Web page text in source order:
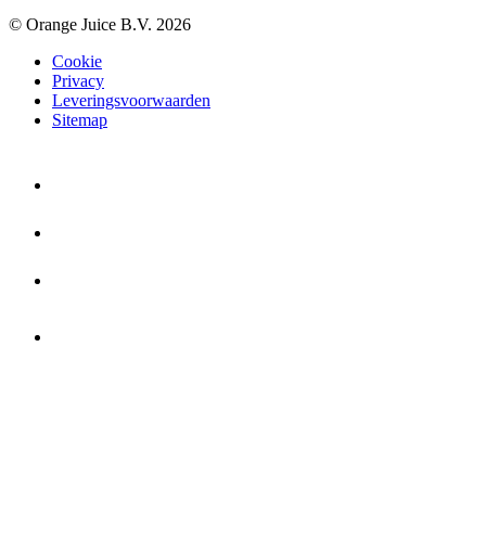
© Orange Juice B.V. 2026
Cookie
Privacy
Leveringsvoorwaarden
Sitemap